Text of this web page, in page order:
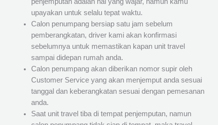
upayakan untuk selalu tepat waktu.
Calon penumpang bersiap satu jam sebelum
pemberangkatan, driver kami akan konfirmasi
sebelumnya untuk memastikan kapan unit travel
sampai didepan rumah anda.
Calon penumpang akan diberikan nomor supir oleh
Customer Service yang akan menjemput anda sesuai
tanggal dan keberangkatan sesuai dengan pemesanan
anda.
Saat unit travel tiba di tempat penjemputan, namun